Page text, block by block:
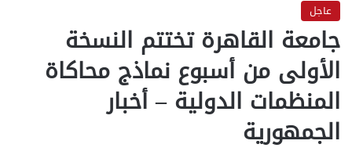
عاجل
جامعة القاهرة تختتم النسخة
الأولى من أسبوع نماذج محاكاة
المنظمات الدولية – أخبار
الجمهورية